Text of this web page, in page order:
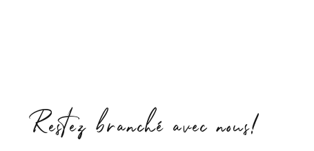
Restez branché avec nous!